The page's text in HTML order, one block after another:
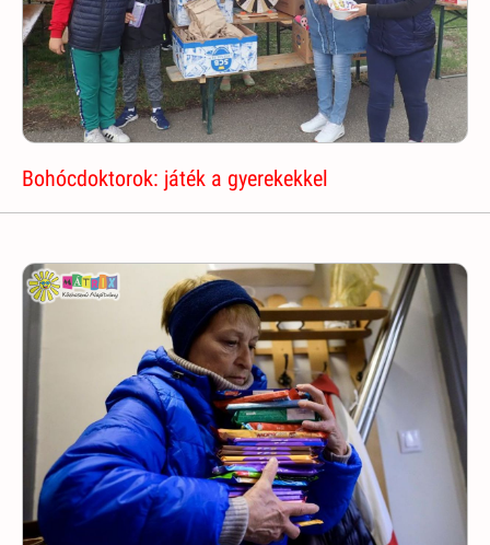
Bohócdoktorok: játék a gyerekekkel